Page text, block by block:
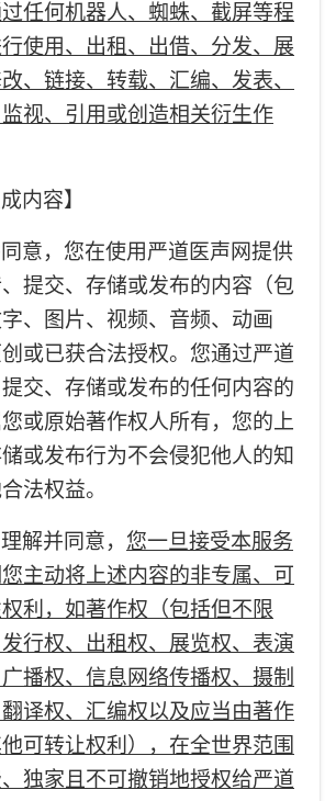
任何机器人、蜘蛛、截屏等程
使用、出租、出借、分发、展
、链接、转载、汇编、发表、
视、引用或创造相关衍生作
内容】
意，您在使用严道医声网提供
提交、存储或发布的内容（包
、图片、视频、音频、动画
或已获合法授权。您通过严道
交、存储或发布的任何内容的
或原始著作权人所有，您的上
或发布行为不会侵犯他人的知
法权益。
解并同意， 您一旦接受本服务
主动将上述内容的非专属、可
利，如著作权（包括但不限
行权、出租权、展览权、表演
播权、信息网络传播权、摄制
译权、汇编权以及应当由著作
可转让权利），在全世界范围
独家且不可撤销地授权给严道